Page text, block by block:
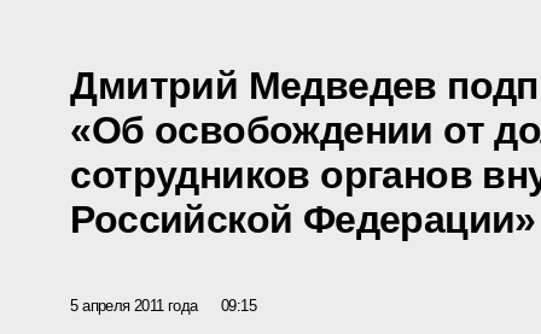
Дмитрий Медведев
«Об освобождении от
сотрудников органов
Российской Федерации»
5 апреля 2011 года 09:15